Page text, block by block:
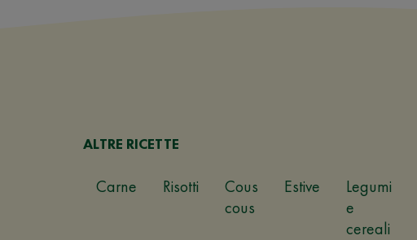
ALTRE RICETTE
Carne Risotti
Cous
cous
Estive
Legumi
e
cereali